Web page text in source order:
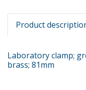
Product
Laboratory clamp;
brass; 81mm